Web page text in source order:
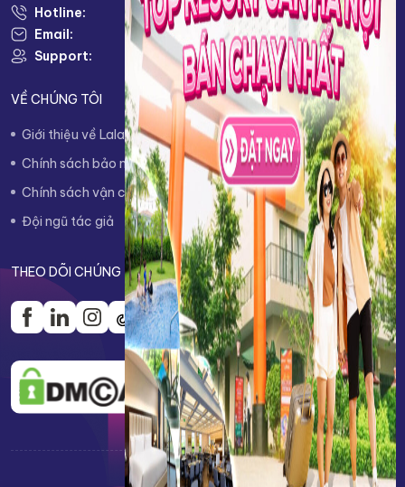
Hotline:
0943333333
Email:
info@lalago.vn
Support:
Thứ 2 - Thứ 7 : 8.00 AM - 17.00 PM
VỀ CHÚNG TÔI
Giới thiệu về Lalago
Quy trình đặt phòng
Chính sách bảo mật thông tin
Chính sách hủy/hoàn trả
Chính sách vận chuyển
Chính sách thanh toán
Đội ngũ tác giả
Liên hệ
THEO DÕI CHÚNG TÔI